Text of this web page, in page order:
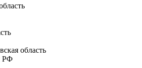
область
РФ